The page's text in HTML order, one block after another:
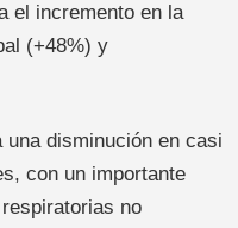
el incremento en la
(+48%) y
una disminución en casi
con un importante
no